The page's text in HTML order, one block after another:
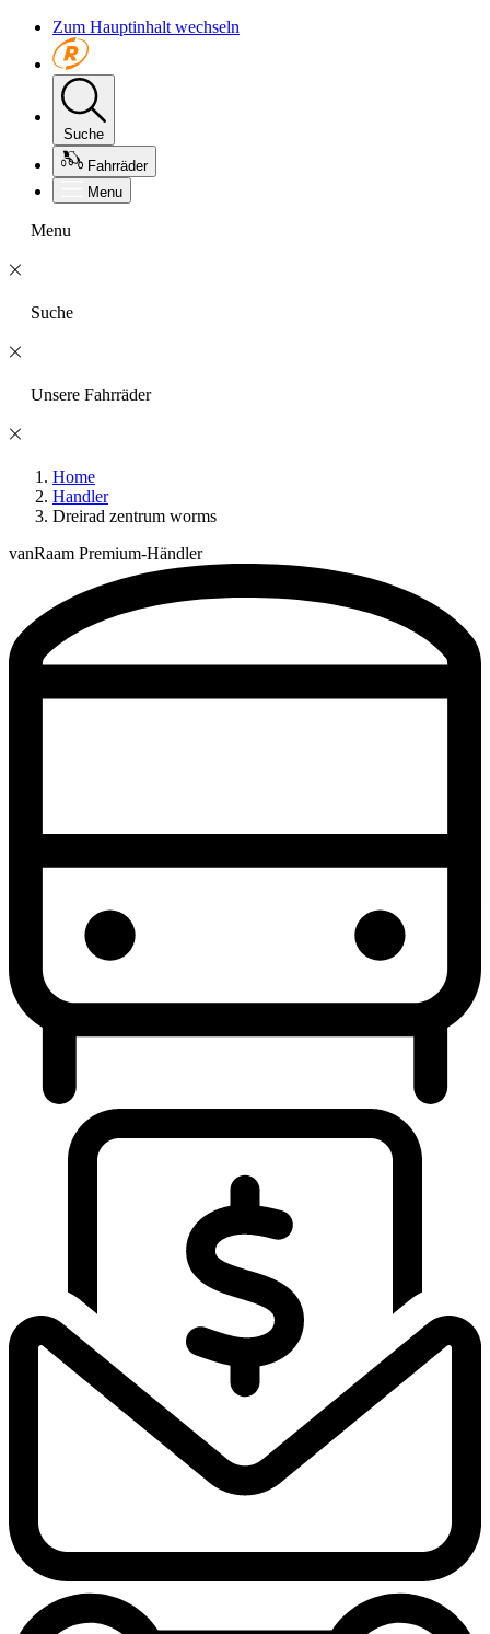
Zum Hauptinhalt wechseln
Suche
Fahrräder
Menu
Menu
Suche
Unsere Fahrräder
Home
Handler
Dreirad zentrum worms
vanRaam Premium-Händler